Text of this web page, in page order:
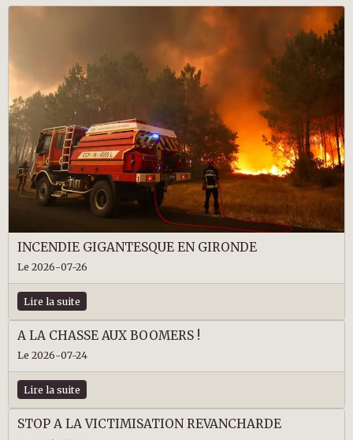
INCENDIE GIGANTESQUE EN GIRONDE
Le 2026-07-26
Lire la suite
A LA CHASSE AUX BOOMERS !
Le 2026-07-24
Lire la suite
STOP A LA VICTIMISATION REVANCHARDE